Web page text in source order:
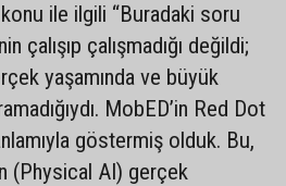
ile ilgili “Buradaki soru
çalışıp çalışmadığı değildi;
yaşamında ve büyük
MobED’in Red Dot
göstermiş olduk. Bu,
(Physical AI) gerçek